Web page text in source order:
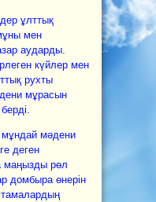
ұлттық
мен
аударды.
күйлер мен
рухты
мұрасын
мұндай мәдени
деген
маңызды рөл
домбыра өнерін